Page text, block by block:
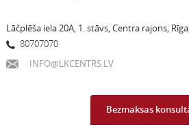
Lāčplēša iela 20A, 1. stāvs, Centra rajons,
80707070
INFO@LKCENTRS.LV
Bezmaksas